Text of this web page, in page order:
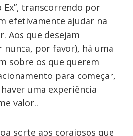
Ex”, transcorrendo por
efetivamente ajudar na
Aos que desejam
nunca, por favor), há uma
sobre os que querem
para começar,
uma experiência
valor..
sorte aos corajosos que